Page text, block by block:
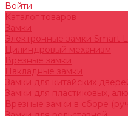
Войти
Каталог товаров
Замки
Электронные замки Smart
Цилиндровый механизм
Врезные замки
Накладные замки
Замки для китайских
Замки для пластиковых,
Врезные замки в сборе